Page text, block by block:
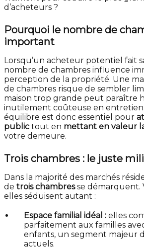
d’acheteurs ?
Pourquoi le nombre de
important
Lorsqu’un acheteur potentiel fait
nombre de chambres influence
perception de la propriété. Une
de chambres risque de sembler
maison trop grande peut paraître
inutilement coûteuse en
équilibre est donc essentiel pour
public tout en mettant en valeur
votre demeure.
Trois chambres : le juste
Dans la majorité des marchés
de trois chambresse démarquent.
elles séduisent autant :
Espace familial idéal : elles
parfaitement aux familles
enfants, un segment majeur
actuels.